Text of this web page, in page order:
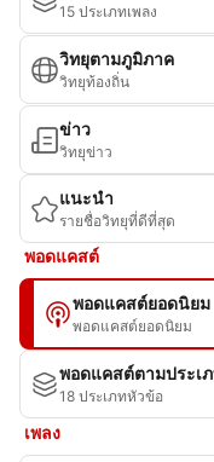
15 ประเภทเพลง
วิทยุตามภูมิภาค
วิทยุท้องถิ่น
ข่าว
วิทยุข่าว
แนะนำ
รายชื่อวิทยุที่ดีที่สุด
พอดแคสต์
พอดแคสต์ยอดนิยม
พอดแคสต์ยอดนิยม
พอดแคสต์ตามประเ
18 ประเภทหัวข้อ
เพลง